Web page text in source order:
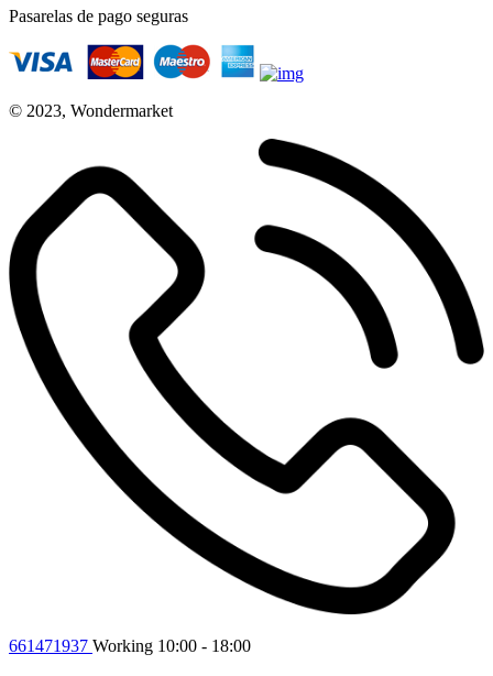
Pasarelas de pago seguras
© 2023, Wondermarket
661471937 Working 10:00 - 18:00